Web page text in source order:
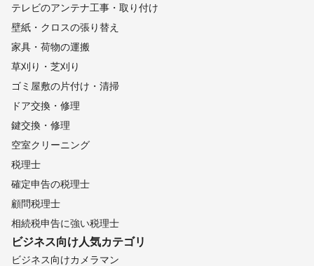
テレビのアンテナ工事・取り付け
壁紙・クロスの張り替え
家具・荷物の運搬
草刈り・芝刈り
ゴミ屋敷の片付け・清掃
ドア交換・修理
鍵交換・修理
空室クリーニング
税理士
確定申告の税理士
顧問税理士
相続税申告に強い税理士
ビジネス向け人気カテゴリ
ビジネス向けカメラマン